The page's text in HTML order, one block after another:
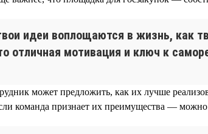
идеи воплощаются в жизнь, как
отличная мотивация и ключ к
может предложить, как их лучше
команда признает их преимущества — можно